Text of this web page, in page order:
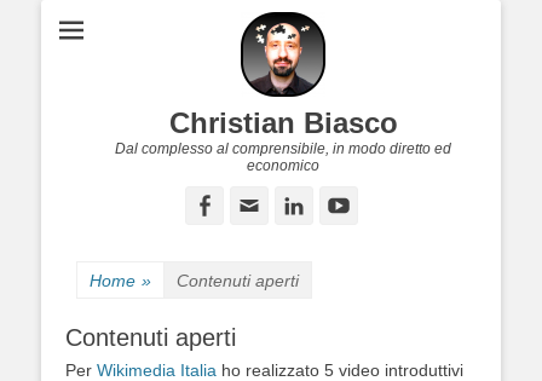
Christian Biasco
Dal complesso al comprensibile, in modo diretto ed
economico
Facebook
Email LinkedIn
Home » Contenuti aperti
Contenuti aperti
Per Wikimedia Italia ho realizzato 5 video introduttivi